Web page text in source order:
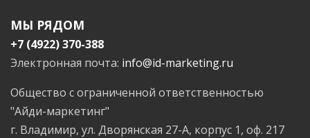
МЫ РЯДОМ
+7 (4922) 370-388
Электронная почта: info@id-marketing.ru
Общество с ограниченной ответственностью
"Айди-маркетинг"
г. Владимир, ул. Дворянская 27-А, корпус 1, оф. 217